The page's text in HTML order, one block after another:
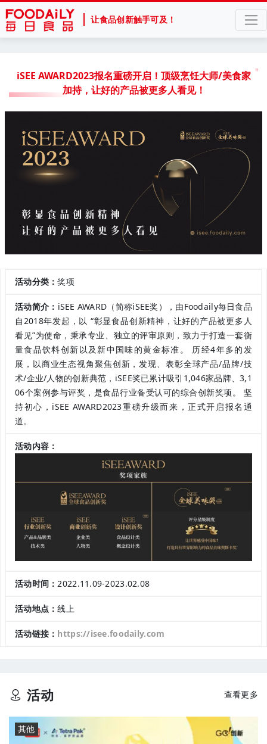
让食品创新触手可及！
iSEE AWARD2023报名重磅开启！顶级烹饪大师/美食家
加持，让好的产品被更多人看见！
活动分类：奖项
活动简介： iSEE AWARD（简称iSEE奖），由Foodaily每日食品
自2018年发起，以 “彰显食品创新精神，让好的产品被更多人
看见”为使命，秉承专业、独立的评审原则，致力于打造一套衡
量食品饮料创新以及新中国味的黄金标准。 历经4年多的发
展，以商业生态视角聚焦创新，发现、表彰全球产品/品牌/技
术/企业/人物的创新典范，iSEE奖已累计吸引1,046家品牌、3,1
06个案例参与评奖，是食品行业备受认可的综合创新奖项。 坚
持初心，iSEE AWARD2023重磅升级而来，正式开启报名通
道。
活动内容：
活动时间： 2022.11.09-2023.02.08
活动地点：线上
活动链接： https://isee.foodaily.com
活动 查看更多
其他